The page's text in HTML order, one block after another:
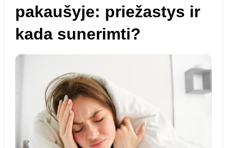
pakaušyje: priežastys ir
kada sunerimti?